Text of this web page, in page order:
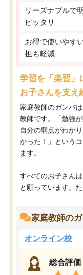
リーズナブルで
ピッタリ
お得で使いやす
担も軽減
学習を「楽習」
お子さんを支え
家庭教師のガンバ
教師です。「勉強
自分の弱点がわか
かった！」という
ます。
すべてのお子さん
と願っています。た
家庭教師の
オンライン校
総合評価